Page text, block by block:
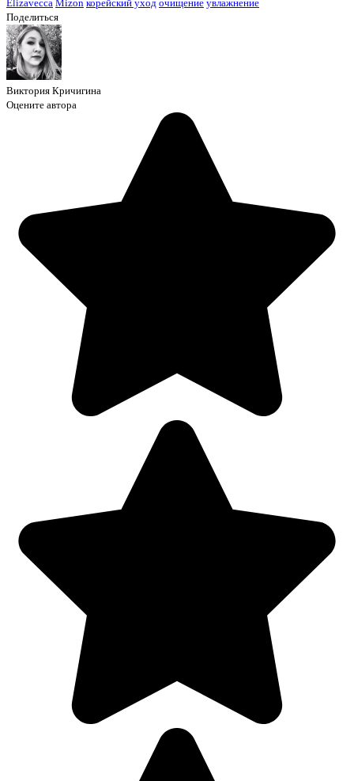
Elizavecca Mizon корейский уход очищение увлажнение
Поделиться
Виктория Кричигина
Оцените автора